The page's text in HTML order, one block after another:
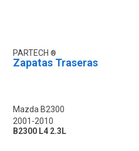
PARTECH
Zapatas Traseras
Mazda B2300
2001-2010
B2300 L4 2.3L